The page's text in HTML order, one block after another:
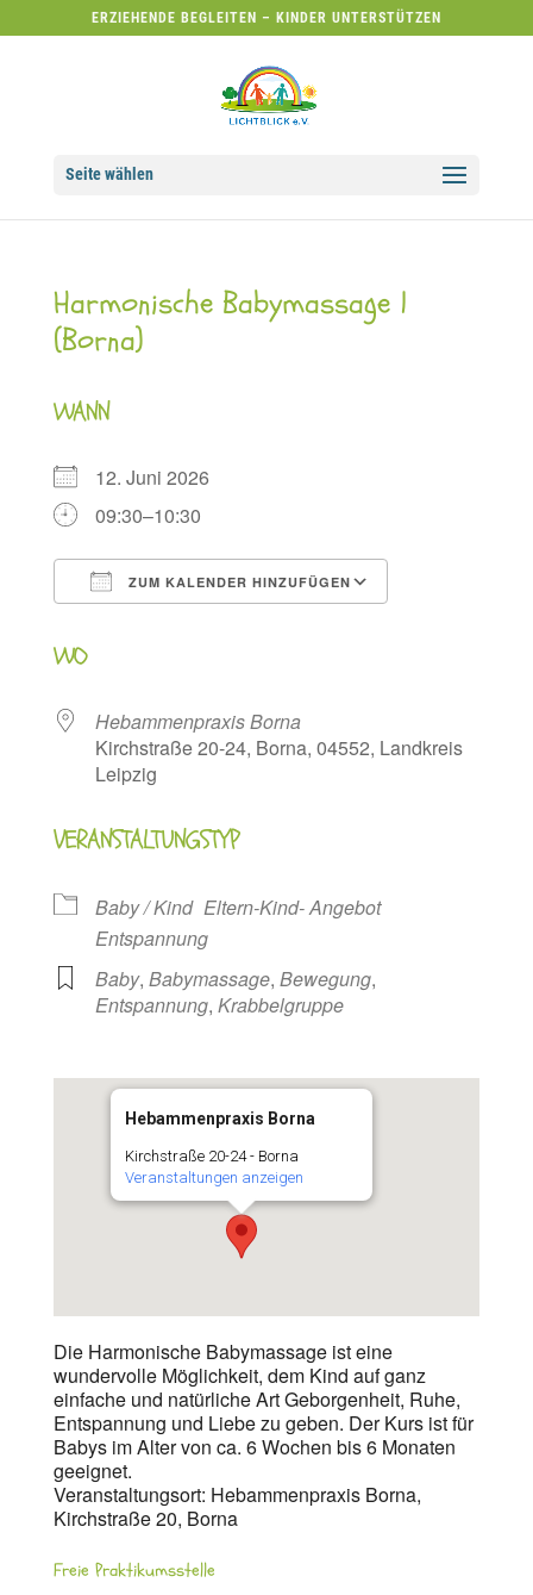
ERZIEHENDE BEGLEITEN – KINDER UNTERSTÜTZEN
Seite wählen
Harmonische Babymassage 1
(Borna)
WANN
12. Juni 2026
09:30–10:30
ZUM KALENDER HINZUFÜGEN
WO
Hebammenpraxis Borna
Kirchstraße 20-24, Borna, 04552, Landkreis
Leipzig
VERANSTALTUNGSTYP
Baby / Kind Eltern-Kind- Angebot
Entspannung
Baby, Babymassage, Bewegung,
Entspannung, Krabbelgruppe
Hebammenpraxis Borna
Kirchstraße 20-24 - Borna
Veranstaltungen anzeigen
Die Harmonische Babymassage ist eine
wundervolle Möglichkeit, dem Kind auf ganz
einfache und natürliche Art Geborgenheit, Ruhe,
Entspannung und Liebe zu geben. Der Kurs ist für
Babys im Alter von ca. 6 Wochen bis 6 Monaten
geeignet.
Veranstaltungsort: Hebammenpraxis Borna,
Kirchstraße 20, Borna
Freie Praktikumsstelle